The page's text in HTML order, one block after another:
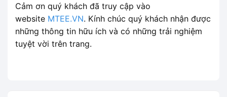
Cảm ơn quý khách đã truy cập vào
website MTEE.VN. Kính chúc quý khách nhận được
những thông tin hữu ích và có những trải nghiệm
tuyệt vời trên trang.